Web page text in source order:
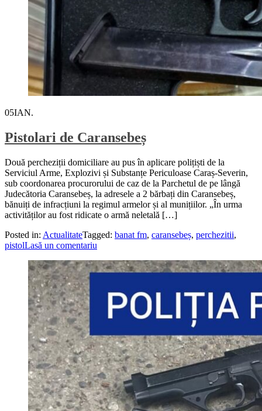
05IAN.
Pistolari de Caransebeș
Două percheziții domiciliare au pus în aplicare polițiști de la
Serviciul Arme, Explozivi și Substanțe Periculoase Caraș-Severin,
sub coordonarea procurorului de caz de la Parchetul de pe lângă
Judecătoria Caransebeș, la adresele a 2 bărbați din Caransebeș,
bănuiți de infracțiuni la regimul armelor și al munițiilor. „În urma
activităților au fost ridicate o armă neletală […]
Posted in: ActualitateTagged: banat fm, caransebeș, perchezitii,
pistolLasă un comentariu